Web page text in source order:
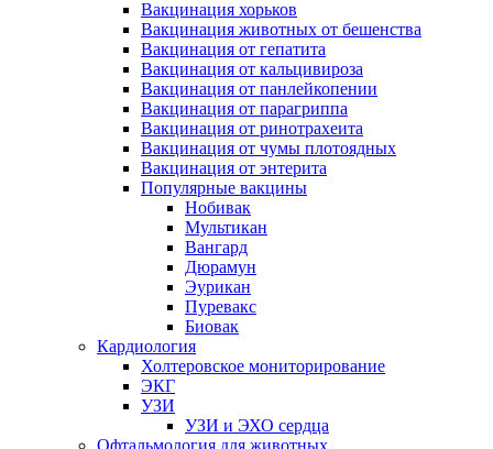
Вакцинация хорьков
Вакцинация животных от бешенства
Вакцинация от гепатита
Вакцинация от кальцивироза
Вакцинация от панлейкопении
Вакцинация от парагриппа
Вакцинация от ринотрахеита
Вакцинация от чумы плотоядных
Вакцинация от энтерита
Популярные вакцины
Нобивак
Мультикан
Вангард
Дюрамун
Эурикан
Пуревакс
Биовак
Кардиология
Холтеровское мониторирование
ЭКГ
УЗИ
УЗИ и ЭХО сердца